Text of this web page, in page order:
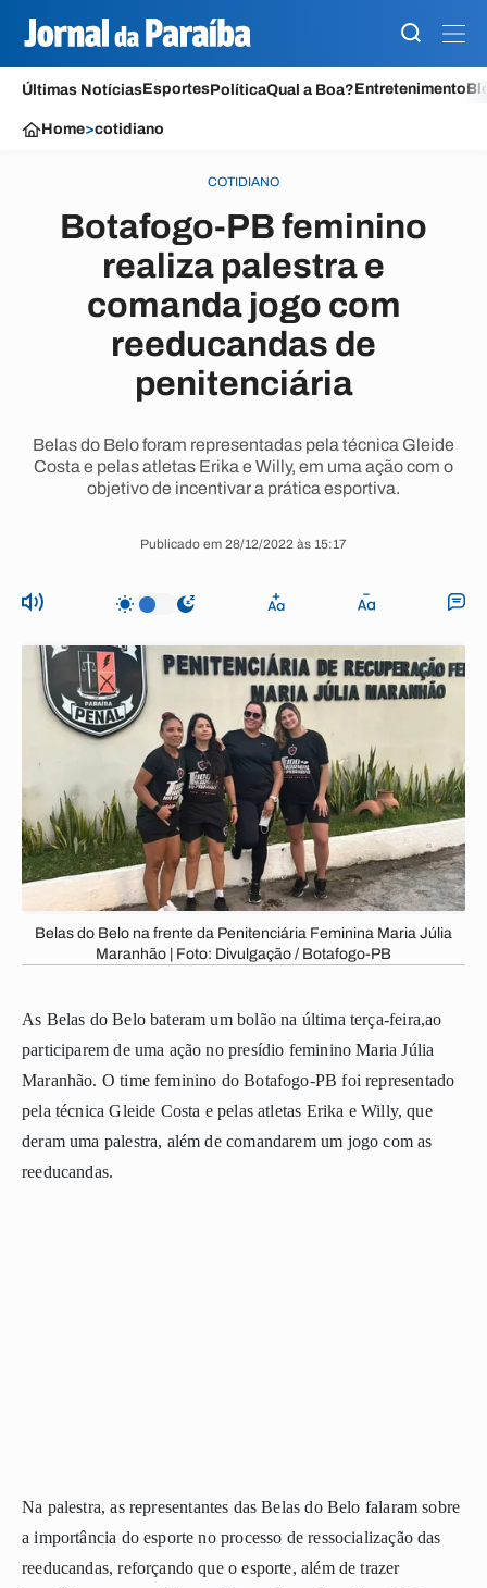
Últimas NotíciasEsportesPolíticaQual a Boa?Entretenimento
Home>cotidiano
COTIDIANO
Botafogo-PB feminino
realiza palestra e
comanda jogo com
reeducandas de
penitenciária
Belas do Belo foram representadas pela técnica Gleide
Costa e pelas atletas Erika e Willy, em uma ação com o
objetivo de incentivar a prática esportiva.
Publicado em 28/12/2022 às 15:17
Belas do Belo na frente da Penitenciária Feminina Maria Júlia
Maranhão | Foto: Divulgação / Botafogo-PB
As Belas do Belo bateram um bolãona última terça-feira,ao
participarem de uma ação no presídio feminino Maria Júlia
Maranhão. O time feminino do Botafogo-PB foi representado
pela técnica Gleide Costa e pelas atletas Erika e Willy, que
deram uma palestra, além de comandarem um jogocom as
reeducandas.
Na palestra, as representantes das Belas do Belo falaram sobre
a importância do esporte no processo de ressocialização das
reeducandas, reforçando que o esporte, além de trazer